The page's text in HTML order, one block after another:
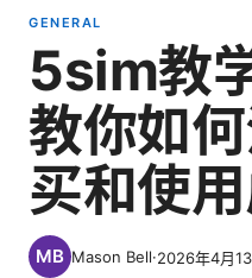
GENERAL
5sim教
教你如
买和使
Mason Bell·2026年4月